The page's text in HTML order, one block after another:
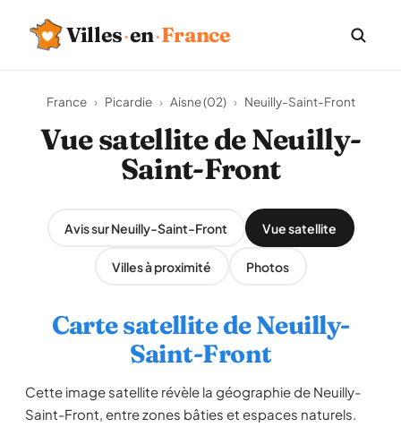
Villes·en·France
France › Picardie › Aisne (02) › Neuilly-Saint-Front
Vue satellite de Neuilly-
Saint-Front
Avis sur Neuilly-Saint-Front Vue satellite
Villes à proximité Photos
Carte satellite de Neuilly-
Saint-Front
Cette image satellite révèle la géographie de Neuilly-
Saint-Front, entre zones bâties et espaces naturels.